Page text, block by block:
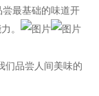
最基础的味道开
。
们品尝人间美味的